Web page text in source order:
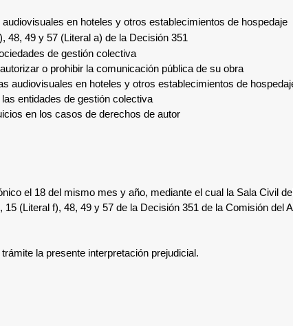
en hoteles y otros establecimientos de hospedaje
49 y 57 (Literal a) de la Decisión 351
de gestión colectiva
o prohibir la comunicación pública de su obra
audiovisuales en hoteles y otros establecimientos de
entidades de gestión colectiva
en los casos de derechos de autor
el 18 del mismo mes y año, mediante el cual
la Sala Civil
(Literal f), 48, 49 y 57 de la Decisión 351 de la Comisión del
la presente interpretación prejudicial.